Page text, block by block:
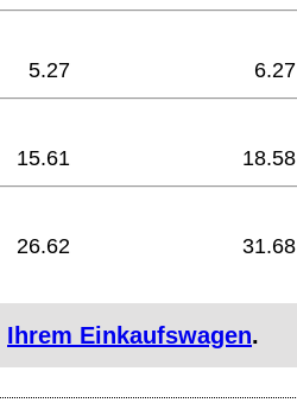
5.27 6.27
15.61 18.58
26.62 31.68
Ihrem Einkaufswagen.